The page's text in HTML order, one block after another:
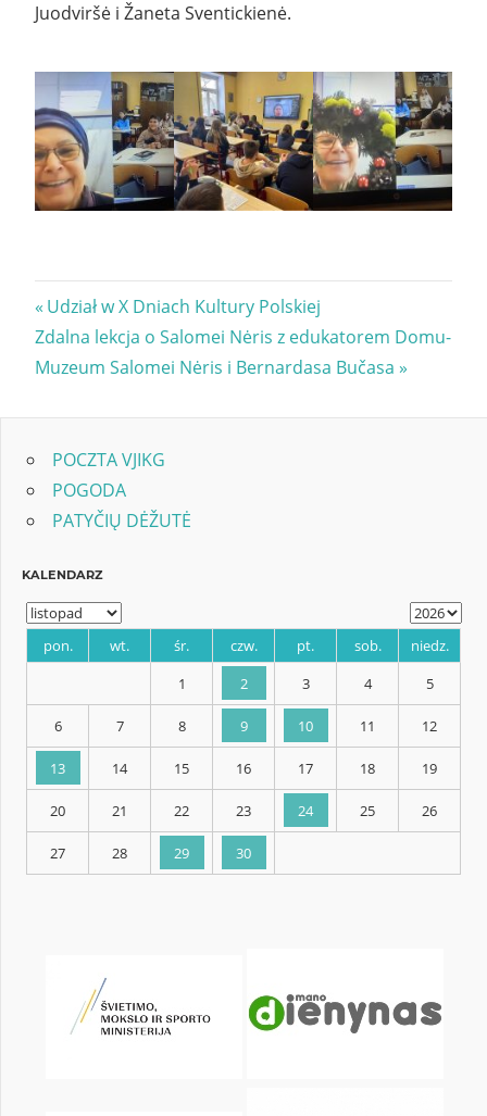
Juodviršė i Žaneta Sventickienė.
Nawigacja
wpisu
Previous
Post:
Udział w X Dniach Kultury Polskiej
Next
Post:
Zdalna lekcja o Salomei Nėris z edukatorem Domu-
Muzeum Salomei Nėris i Bernardasa Bučasa
POCZTA VJIKG
POGODA
PATYČIŲ DĖŽUTĖ